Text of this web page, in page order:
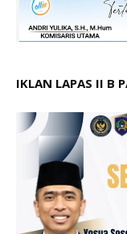
IKLAN LAPAS II B